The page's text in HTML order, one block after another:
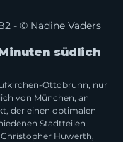
- © Nadine Vaders
südlich
Ottobrunn, nur
von München, an
der einen optimalen
Stadtteilen
Huwerth,